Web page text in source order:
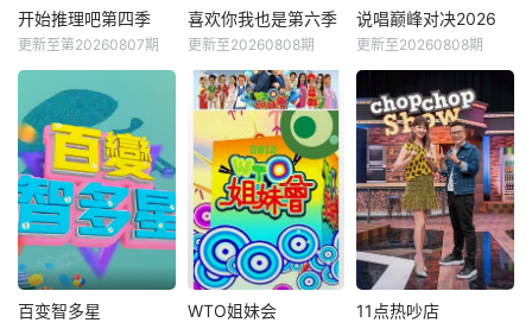
开始推理吧第四季
更新至第20260807期
喜欢你我也是第六季
更新至20260808期
说唱巅峰对决2026
更新至20260808期
百变智多星 WTO姐妹会 11点热吵店